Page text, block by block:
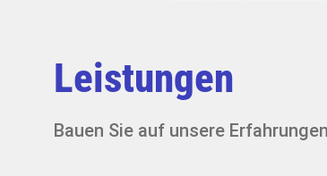
Leistungen
Bauen Sie auf unsere Erfahrungen